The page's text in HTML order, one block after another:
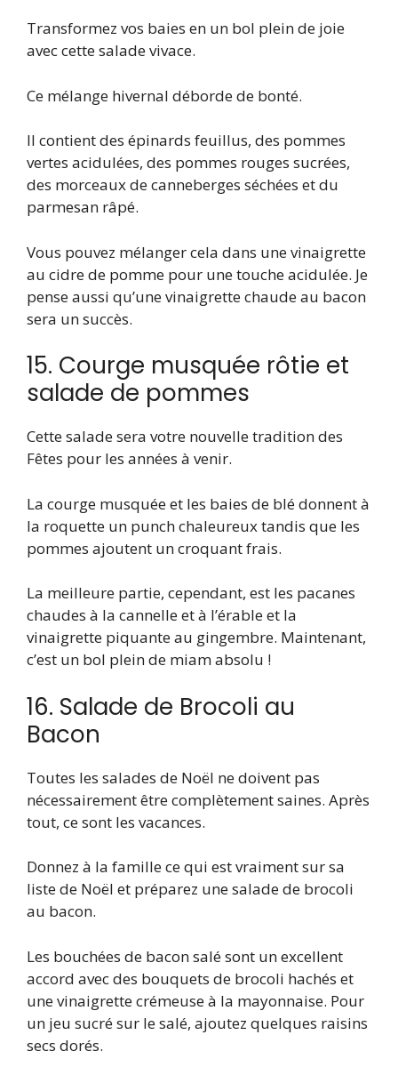
Transformez vos baies en un bol plein de joie
avec cette salade vivace.
Ce mélange hivernal déborde de bonté.
Il contient des épinards feuillus, des pommes
vertes acidulées, des pommes rouges sucrées,
des morceaux de canneberges séchées et du
parmesan râpé.
Vous pouvez mélanger cela dans une vinaigrette
au cidre de pomme pour une touche acidulée. Je
pense aussi qu’une vinaigrette chaude au bacon
sera un succès.
15. Courge musquée rôtie et
salade de pommes
Cette salade sera votre nouvelle tradition des
Fêtes pour les années à venir.
La courge musquée et les baies de blé donnent à
la roquette un punch chaleureux tandis que les
pommes ajoutent un croquant frais.
La meilleure partie, cependant, est les pacanes
chaudes à la cannelle et à l’érable et la
vinaigrette piquante au gingembre. Maintenant,
c’est un bol plein de miam absolu !
16. Salade de Brocoli au
Bacon
Toutes les salades de Noël ne doivent pas
nécessairement être complètement saines. Après
tout, ce sont les vacances.
Donnez à la famille ce qui est vraiment sur sa
liste de Noël et préparez une salade de brocoli
au bacon.
Les bouchées de bacon salé sont un excellent
accord avec des bouquets de brocoli hachés et
une vinaigrette crémeuse à la mayonnaise. Pour
un jeu sucré sur le salé, ajoutez quelques raisins
secs dorés.